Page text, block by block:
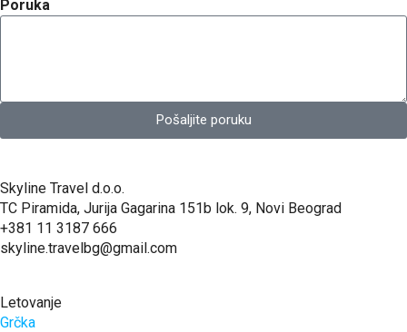
Poruka
Pošaljite poruku
Skyline Travel d.o.o.
TC Piramida, Jurija Gagarina 151b lok. 9, Novi Beograd
+381 11 3187 666
skyline.travelbg@gmail.com
Letovanje
Grčka